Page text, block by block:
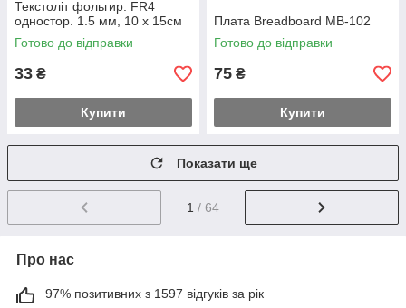
Текстоліт фольгир. FR4
одностор. 1.5 мм, 10 х 15см
Готово до відправки
33 ₴
Купити
Плата Breadboard MB-102
Готово до відправки
75 ₴
Купити
Показати ще
1 / 64
Про нас
97% позитивних з 1597 відгуків за рік